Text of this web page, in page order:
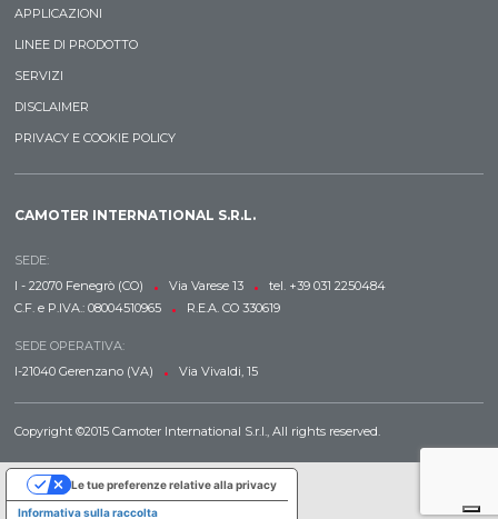
APPLICAZIONI
LINEE DI PRODOTTO
SERVIZI
DISCLAIMER
PRIVACY E COOKIE POLICY
CAMOTER INTERNATIONAL S.R.L.
SEDE:
I - 22070 Fenegrò (CO)
• Via Varese 13 •
tel. +39 031 2250484
C.F. e P.IVA.: 08004510965
• R.E.A. CO 330619
SEDE OPERATIVA:
I-21040 Gerenzano (VA)
• Via Vivaldi, 15
Copyright ©2015 Camoter International S.r.l., All rights reserved.
Informativa sulla raccolta
Le tue preferenze relative alla privacy